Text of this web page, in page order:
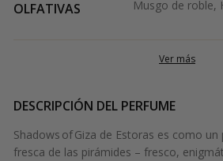
OLFATIVAS
Musgo de roble,
Ver más
DESCRIPCIÓN DEL PERFUME
Shadows of Giza de Estoras es como
fresca de las pirámides – fresco,